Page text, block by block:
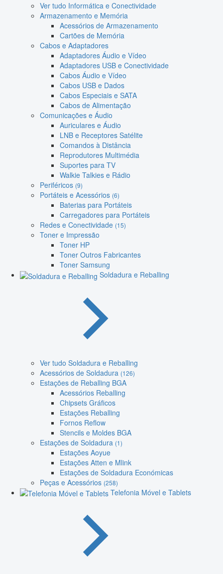
Ver tudo Informática e Conectividade
Armazenamento e Memória
Acessórios de Armazenamento
Cartões de Memória
Cabos e Adaptadores
Adaptadores Áudio e Vídeo
Adaptadores USB e Conectividade
Cabos Áudio e Vídeo
Cabos USB e Dados
Cabos Especiais e SATA
Cabos de Alimentação
Comunicações e Áudio
Auriculares e Áudio
LNB e Receptores Satélite
Comandos à Distância
Reprodutores Multimédia
Suportes para TV
Walkie Talkies e Rádio
Periféricos (9)
Portáteis e Acessórios (6)
Baterias para Portáteis
Carregadores para Portáteis
Redes e Conectividade (15)
Toner e Impressão
Toner HP
Toner Outros Fabricantes
Toner Samsung
Soldadura e Reballing
Ver tudo Soldadura e Reballing
Acessórios de Soldadura (126)
Estações de Reballing BGA
Acessórios Reballing
Chipsets Gráficos
Estações Reballing
Fornos Reflow
Stencils e Moldes BGA
Estações de Soldadura (1)
Estações Aoyue
Estações Atten e Mlink
Estações de Soldadura Económicas
Peças e Acessórios (258)
Telefonia Móvel e Tablets